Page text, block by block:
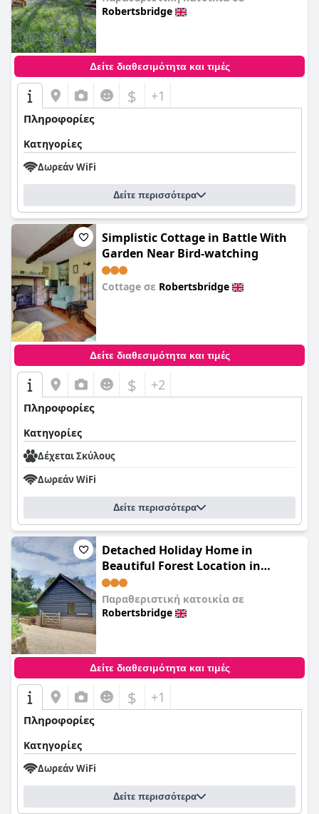
Robertsbridge
Δείτε διαθεσιμότητα και τιμές
$ +1
Πληροφορίες
Κατηγορίες
Δωρεάν WiFi
Δείτε περισσότερα
Simplistic Cottage in Battle With
Garden Near Bird-watching
Cottage σε Robertsbridge
Δείτε διαθεσιμότητα και τιμές
$ +2
Πληροφορίες
Κατηγορίες
Δέχεται Σκύλους
Δωρεάν WiFi
Δείτε περισσότερα
Detached Holiday Home in
Beautiful Forest Location in
Brightling
Παραθεριστική κατοικία σε
Robertsbridge
Δείτε διαθεσιμότητα και τιμές
$ +1
Πληροφορίες
Κατηγορίες
Δωρεάν WiFi
Δείτε περισσότερα